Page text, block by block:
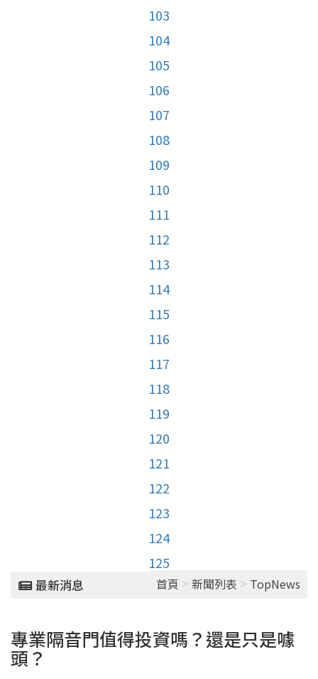
103
104
105
106
107
108
109
110
111
112
113
114
115
116
117
118
119
120
121
122
123
124
125
最新消息 首頁 > 新聞列表 > TopNews
專業隔音門值得投資嗎？還是只是噱
頭？